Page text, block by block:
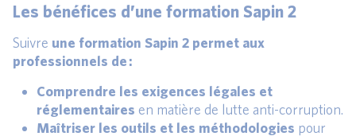
Les bénéfices d’une formation Sapin 2
Suivre une formation Sapin 2 permet aux
professionnels de :
Comprendre les exigences légales et
réglementaires en matière de lutte anti-corruption.
Maîtriser les outils et les méthodologies pour